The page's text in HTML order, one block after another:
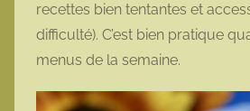
recettes bien tentantes et
difficulté). C’est bien pratique
menus de la semaine.